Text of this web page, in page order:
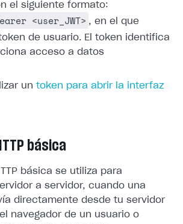
el siguiente formato:
<user_JWT> , en el que
de usuario. El token identifica
acceso a datos
un token para abrir la interfaz
básica
básica se utiliza para
a servidor, cuando una
directamente desde tu servidor
navegador de un usuario o